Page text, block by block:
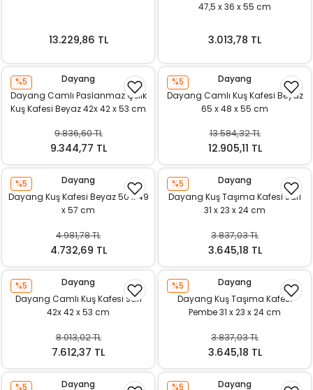
13.229,86 TL
47,5 x 36 x 55 cm
3.013,78 TL
%5
Dayang
Dayang Camlı Paslanmaz Çelik
Kuş Kafesi Beyaz 42x 42 x 53 cm
9.836,60 TL
9.344,77 TL
%5
Dayang
Dayang Camlı Kuş Kafesi Beyaz
65 x 48 x 55 cm
13.584,32 TL
12.905,11 TL
%5
Dayang
Dayang Kuş Kafesi Beyaz 50 x 49
x 57 cm
4.981,78 TL
4.732,69 TL
%5
Dayang
Dayang Kuş Taşıma Kafesi Sarı
31 x 23 x 24 cm
3.837,03 TL
3.645,18 TL
%5
Dayang
Dayang Camlı Kuş Kafesi Sarı
42x 42 x 53 cm
8.013,02 TL
7.612,37 TL
%5
Dayang
Dayang Kuş Taşıma Kafesi
Pembe 31 x 23 x 24 cm
3.837,03 TL
3.645,18 TL
%5
Dayang
%5
Dayang